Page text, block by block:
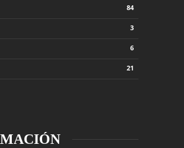
¿Progreso?
84
3
6
21